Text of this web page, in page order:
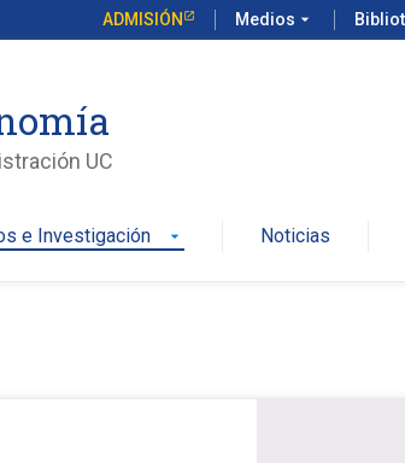
ADMISIÓN Medios arrow_drop_down
UC
e Investigación arrow_drop_down Noticias